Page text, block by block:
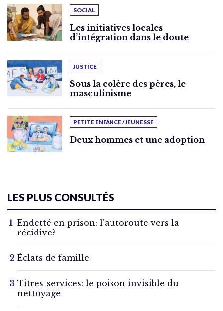
SOCIAL
Les initiatives locales
d’intégration dans le doute
JUSTICE
Sous la colère des pères, le
masculinisme
PETITE ENFANCE / JEUNESSE
Deux hommes et une adoption
LES PLUS CONSULTÉS
Endetté en prison: l’autoroute vers la
récidive?
Éclats de famille
Titres-services: le poison invisible du
nettoyage